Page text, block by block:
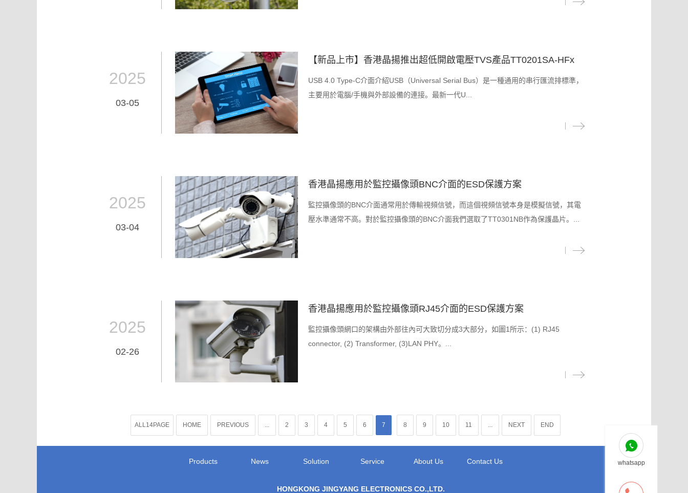
2025
03-05
【新品上市】香港晶揚推出超低開啟電壓TVS產品TT0201SA-HFx
USB 4.0 Type-C介面介紹USB（Universal Serial Bus）是一種通用的串行匯流排標準，
主要用於電腦/手機與外部設備的連接。最新一代U...
2025
03-04
香港晶揚應用於監控攝像頭BNC介面的ESD保護方案
監控攝像頭的BNC介面通常用於傳輸視頻信號，而這個視頻信號本身是模擬信號，其電
壓水準通常不高。對於監控攝像頭的BNC介面我們選取了TT0301NB作為保護晶片。...
2025
02-26
香港晶揚應用於監控攝像頭RJ45介面的ESD保護方案
監控攝像頭網口的架構由外部往內可大致切分成3大部分，如圖1所示：(1) RJ45
connector, (2) Transformer, (3)LAN PHY。...
ALL14PAGE HOME PREVIOUS ... 2 3 4 5 6 7 8 9 10 11 ... NEXT END
Products News Solution Service About Us Contact Us
HONGKONG JINGYANG ELECTRONICS CO.,LTD.
whatsapp